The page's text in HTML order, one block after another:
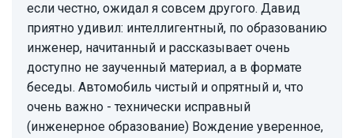
если честно, ожидал я совсем другого. Давид
приятно удивил: интеллигентный, по образованию
инженер, начитанный и рассказывает очень
доступно не заученный материал, а в формате
беседы. Автомобиль чистый и опрятный и, что
очень важно - технически исправный
(инженерное образование) Вождение уверенное,